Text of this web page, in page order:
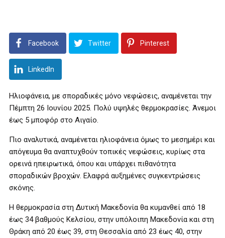
Facebook Twitter Pinterest
LinkedIn
Ηλιοφάνεια, με σποραδικές μόνο νεφώσεις, αναμένεται την
Πέμπτη 26 Ιουνίου 2025. Πολύ υψηλές θερμοκρασίες. Άνεμοι
έως 5 μποφόρ στο Αιγαίο.
Πιο αναλυτικά, αναμένεται ηλιοφάνεια όμως το μεσημέρι και
απόγευμα θα αναπτυχθούν τοπικές νεφώσεις, κυρίως στα
ορεινά ηπειρωτικά, όπου και υπάρχει πιθανότητα
σποραδικών βροχών. Ελαφρά αυξημένες συγκεντρώσεις
σκόνης.
Η θερμοκρασία στη Δυτική Μακεδονία θα κυμανθεί από 18
έως 34 βαθμούς Κελσίου, στην υπόλοιπη Μακεδονία και στη
Θράκη από 20 έως 39, στη Θεσσαλία από 23 έως 40, στην